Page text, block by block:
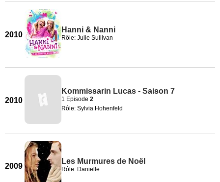
2010
Hanni & Nanni
Rôle: Julie Sullivan
2010
Kommissarin Lucas - Saison 7
1 Episode 2
Rôle: Sylvia Hohenfeld
2009
Les Murmures de Noël
Rôle: Danielle